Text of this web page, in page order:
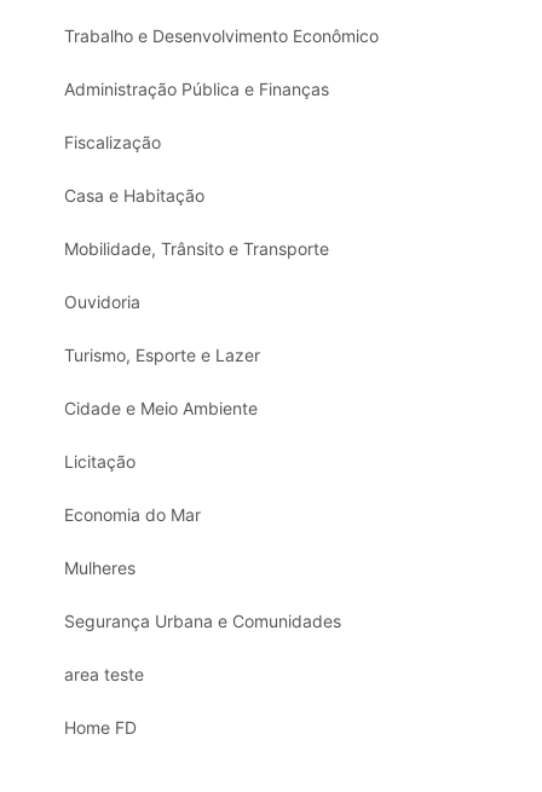
Trabalho e Desenvolvimento Econômico
Administração Pública e Finanças
Fiscalização
Casa e Habitação
Mobilidade, Trânsito e Transporte
Ouvidoria
Turismo, Esporte e Lazer
Cidade e Meio Ambiente
Licitação
Economia do Mar
Mulheres
Segurança Urbana e Comunidades
area teste
Home FD